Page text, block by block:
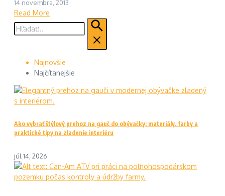
14 novembra, 2013
Read More
Hľadať:
Najnovšie
Najčítanejšie
Ako vybrať štýlový prehoz na gauč do obývačky: materiály, farby a
praktické tipy na zladenie interiéru
júl 14, 2026